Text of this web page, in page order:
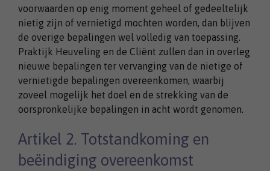
voorwaarden op enig moment geheel of gedeeltelijk
nietig zijn of vernietigd mochten worden, dan blijven
de overige bepalingen wel volledig van toepassing.
Praktijk Heuveling en de Cliënt zullen dan in overleg
nieuwe bepalingen ter vervanging van de nietige of
vernietigde bepalingen overeenkomen, waarbij
zoveel mogelijk het doel en de strekking van de
oorspronkelijke bepalingen in acht wordt genomen.
Artikel 2. Totstandkoming en
beëindiging overeenkomst